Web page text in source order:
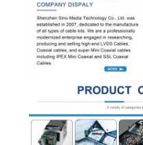
SITE
HARITASI
POLITIKASI